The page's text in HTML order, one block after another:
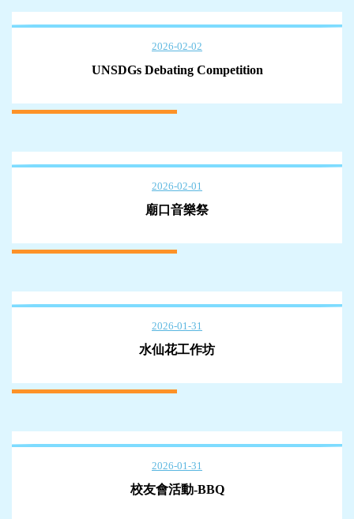
2026-02-02
UNSDGs Debating Competition
2026-02-01
廟口音樂祭
2026-01-31
水仙花工作坊
2026-01-31
校友會活動-BBQ